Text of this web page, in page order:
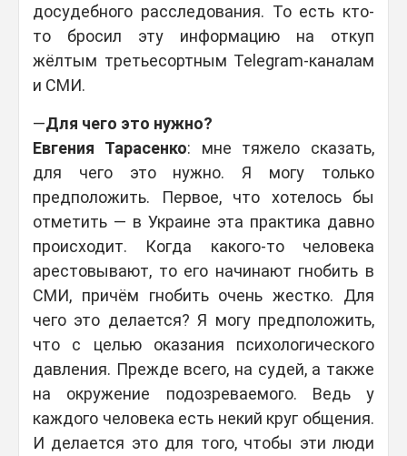
досудебного расследования. То есть кто-
то бросил эту информацию на откуп
жёлтым третьесортным Telegram-каналам
и СМИ.
—Для чего это нужно?
Евгения Тарасенко: мне тяжело сказать,
для чего это нужно. Я могу только
предположить. Первое, что хотелось бы
отметить — в Украине эта практика давно
происходит. Когда какого-то человека
арестовывают, то его начинают гнобить в
СМИ, причём гнобить очень жестко. Для
чего это делается? Я могу предположить,
что с целью оказания психологического
давления. Прежде всего, на судей, а также
на окружение подозреваемого. Ведь у
каждого человека есть некий круг общения.
И делается это для того, чтобы эти люди